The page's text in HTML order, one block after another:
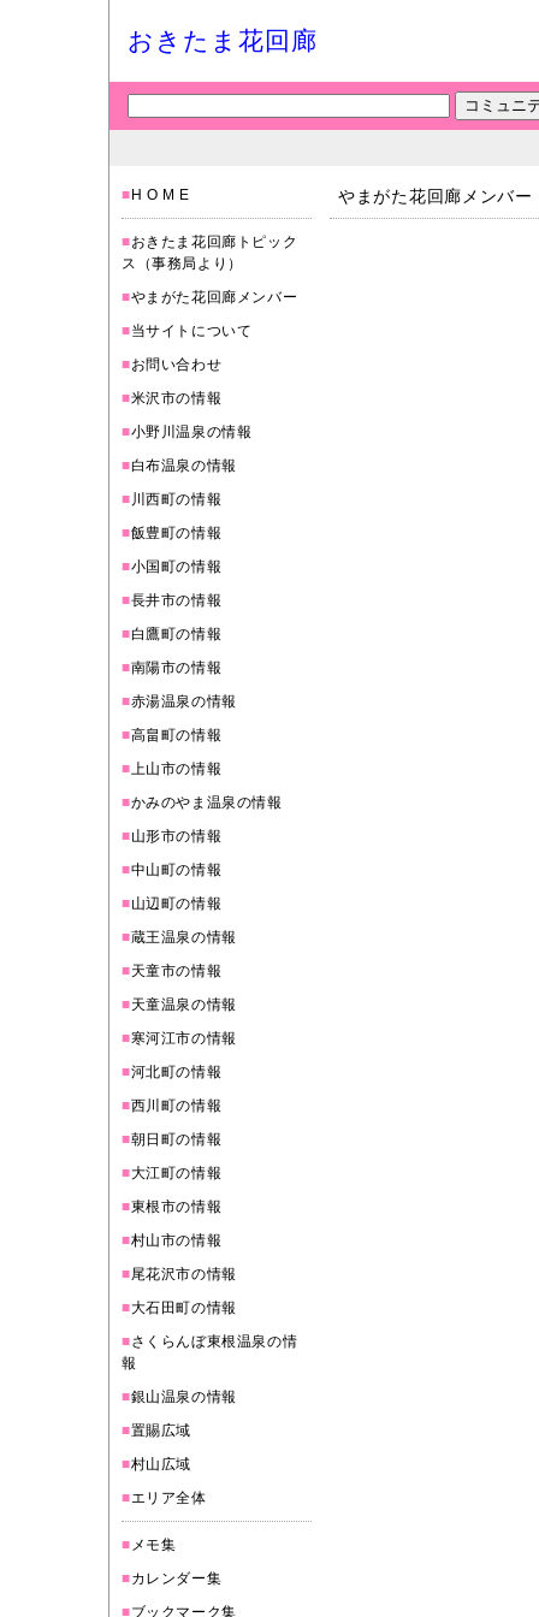
おきたま花回廊
■ H O M E
■おきたま花回廊トピック
ス（事務局より）
■やまがた花回廊メンバー
■当サイトについて
■お問い合わせ
■米沢市の情報
■小野川温泉の情報
■白布温泉の情報
■ 川西町の情報
■飯豊町の情報
■小国町の情報
■長井市の情報
■白鷹町の情報
■南陽市の情報
■赤湯温泉の情報
■高畠町の情報
■上山市の情報
■かみのやま温泉の情報
■山形市の情報
■中山町の情報
■山辺町の情報
■蔵王温泉の情報
■天童市の情報
■天童温泉の情報
■寒河江市の情報
■河北町の情報
■西川町の情報
■朝日町の情報
■大江町の情報
■東根市の情報
■村山市の情報
■尾花沢市の情報
■大石田町の情報
■さくらんぼ東根温泉の情
報
■銀山温泉の情報
■置賜広域
■村山広域
■エリア全体
■ メモ集
■カレンダー集
■ブックマーク集
やまがた花回廊メンバー